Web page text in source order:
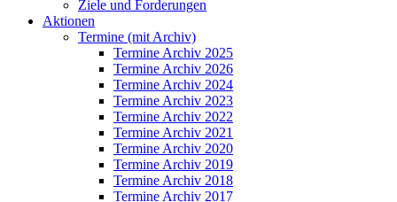
Ziele und Forderungen
Aktionen
Termine (mit Archiv)
Termine Archiv 2025
Termine Archiv 2026
Termine Archiv 2024
Termine Archiv 2023
Termine Archiv 2022
Termine Archiv 2021
Termine Archiv 2020
Termine Archiv 2019
Termine Archiv 2018
Termine Archiv 2017